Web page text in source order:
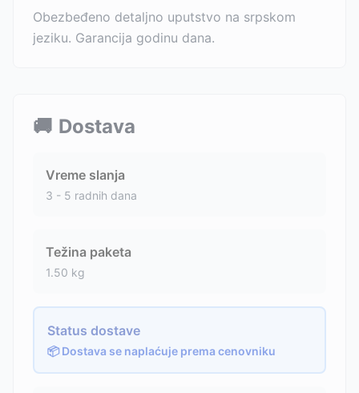
Obezbeđeno detaljno uputstvo na srpskom
jeziku. Garancija godinu dana.
🚚 Dostava
Vreme slanja
3 - 5 radnih dana
Težina paketa
1.50 kg
Status dostave
📦 Dostava se naplaćuje prema cenovniku